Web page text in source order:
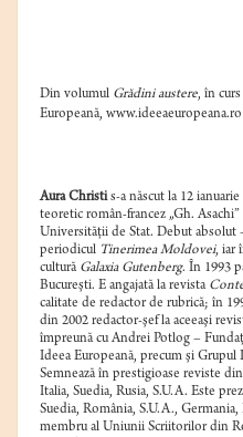
Din volumul Grădini austere, în
Europeană, www.ideeaeuropeana.ro
Aura Christis-a născut la 12
teoretic român-francez „Gh. Asachi”
Universităţii de Stat. Debut absolut
periodicul Tinerimea Moldovei, iar
cultură Galaxia Gutenberg. În 1993
Bucureşti. E angajată la revista
calitate de redactor de rubrică; în
din 2002 redactor-şef la aceeaşi
împreună cu Andrei Potlog –
Ideea Europeană, precum şi Grupul
Semnează în prestigioase reviste
Italia, Suedia, Rusia, S.U.A. Este
Suedia, România, S.U.A.,
membru al Uniunii Scriitorilor din